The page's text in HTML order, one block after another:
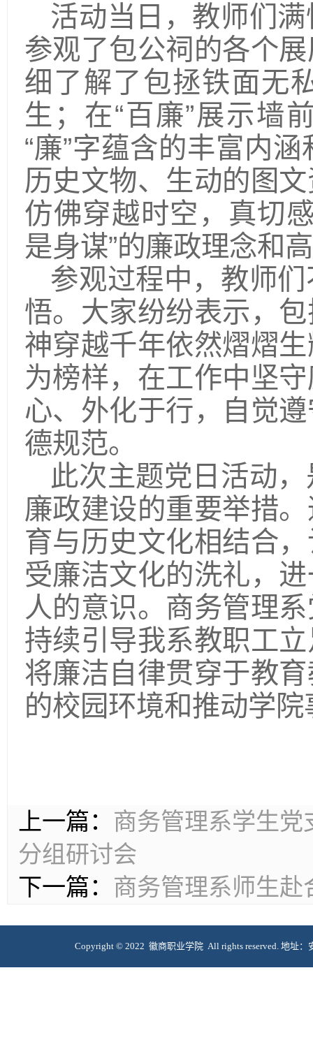
活动当日，教师们
参观了包公祠的各个
细了解了包拯铁面无
生；在“百廉”展示墙
“廉”字蕴含的丰富内
历史文物、生动的图
仿佛穿越时空，真切
是身谋”的廉政理念和
参观过程中，教师
悟。大家纷纷表示，
神穿越千年依然熠熠
为榜样，在工作中坚
心、外化于行，自觉
德规范。
此次主题党日活动
廉政建设的重要举措
育与历史文化相结合
受廉洁文化的洗礼，
人的意识。商务管理
持续引导我系教职工
将廉洁自律贯穿于教
的校园环境和推动学
上一篇： 商务管理系学生党
分组研讨会
下一篇： 商务管理系师生
Copyright © 2022 徽商职业学院 All rights reserved. 地址